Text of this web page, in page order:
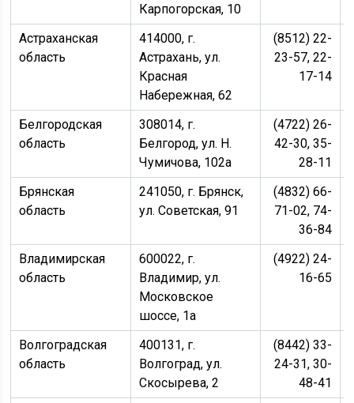
Карпогорская, 10
Астраханская
область
414000, г.
Астрахань, ул.
Красная
Набережная, 62
(8512) 22-
23-57, 22-
17-14
Белгородская
область
308014, г.
Белгород, ул. Н.
Чумичова, 102а
(4722) 26-
42-30, 35-
28-11
Брянская
область
241050, г. Брянск,
ул. Советская, 91
(4832) 66-
71-02, 74-
36-84
Владимирская
область
600022, г.
Владимир, ул.
Московское
шоссе, 1а
(4922) 24-
16-65
Волгоградская
область
400131, г.
Волгоград, ул.
Скосырева, 2
(8442) 33-
24-31, 30-
48-41